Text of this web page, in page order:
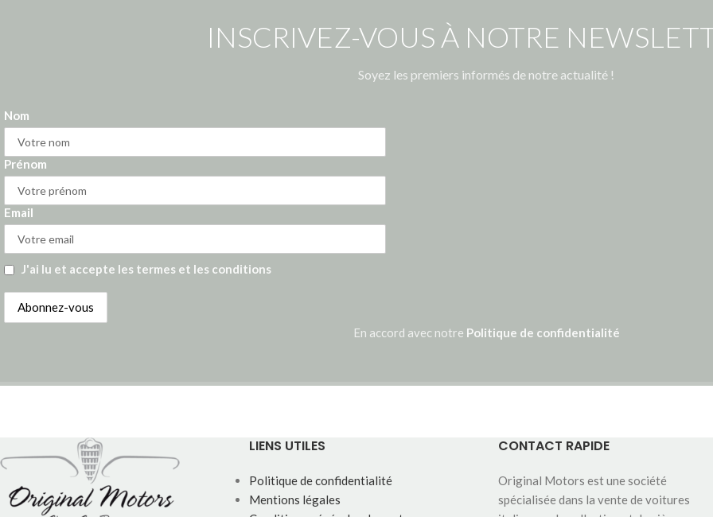
INSCRIVEZ-VOUS À NOTRE
Soyez les premiers informés de notre actualité !
Nom
Prénom
Email
J'ai lu et accepte les termes et les conditions
En accord avec notre Politique de confidentialité
LIENS UTILES
Politique de confidentialité
Mentions légales
CONTACT RAPIDE
Original Motors est une société
spécialisée dans la vente de voitures